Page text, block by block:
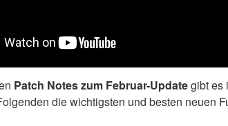
Patch Notes zum Februar-Updategibt es
die wichtigsten und besten neuen